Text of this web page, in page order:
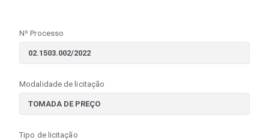
Nº Processo
Modalidade de licitação
Tipo de licitação